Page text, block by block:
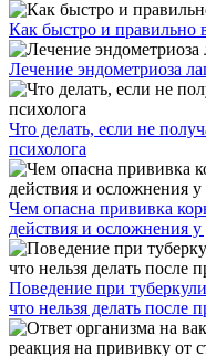
Как быстро и правильно
Лечение эндометриоза
Что делать, если не
психолога
Чем опасна прививка
действия и осложнения у
Поведение при
что нельзя делать после